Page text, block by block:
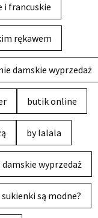
i francuskie
rękawem
damskie wyprzedaż
butik online
by lalala
wyprzedaż
są modne?